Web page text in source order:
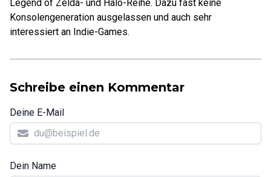
Legend of Zelda- und Halo-Reihe. Dazu fast keine
Konsolengeneration ausgelassen und auch sehr
interessiert an Indie-Games.
Schreibe einen Kommentar
Deine E-Mail
Dein Name